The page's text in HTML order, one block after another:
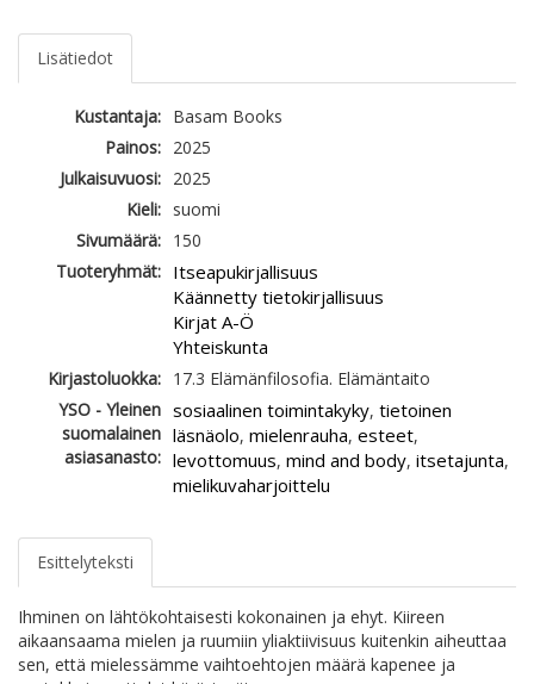
Lisätiedot
Kustantaja: Basam Books
Painos: 2025
Julkaisuvuosi: 2025
Kieli: suomi
Sivumäärä: 150
Tuoteryhmät: Itseapukirjallisuus
Käännetty tietokirjallisuus
Kirjat A-Ö
Yhteiskunta
Kirjastoluokka: 17.3 Elämänfilosofia. Elämäntaito
YSO - Yleinen
suomalainen
asiasanasto:
sosiaalinen toimintakyky, tietoinen
läsnäolo, mielenrauha, esteet,
levottomuus, mind and body, itsetajunta,
mielikuvaharjoittelu
Esittelyteksti
Ihminen on lähtökohtaisesti kokonainen ja ehyt. Kiireen
aikaansaama mielen ja ruumiin yliaktiivisuus kuitenkin aiheuttaa
sen, että mielessämme vaihtoehtojen määrä kapenee ja